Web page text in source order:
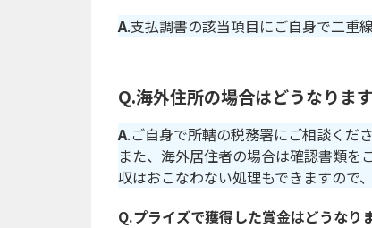
A.支払調書の該当項目にご自身で二重
Q.海外住所の場合はどうなりま
A.ご自身で所轄の税務署にご相談くだ
また、海外居住者の場合は確認書類
収はおこなわない処理もできますので
Q.プライズで獲得した賞金はどうなり